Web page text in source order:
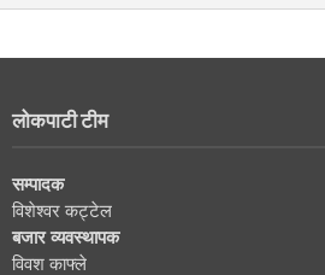
लोकपाटी टीम
सम्पादक
विशेश्वर कट्टेल
बजार व्यवस्थापक
विवश काफ्ले